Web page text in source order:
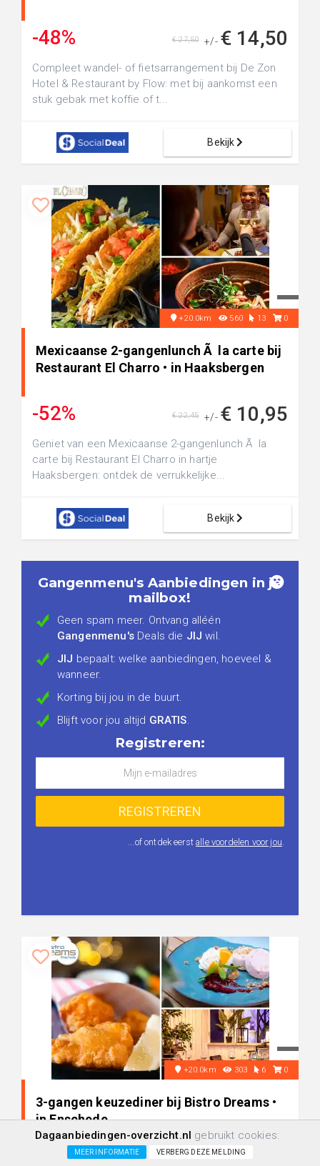
-48% +/- € 14,50
€ 27,50
Compleet wandel- of fietsarrangement bij De Zon
Hotel & Restaurant by Flow: met bij aankomst een
stuk gebak met koffie of t...
Bekijk
+20.0km 560 13 0
Mexicaanse 2-gangenlunch Ã la carte bij
Restaurant El Charro • in Haaksbergen
-52% +/- € 10,95
€ 22,45
Geniet van een Mexicaanse 2-gangenlunch Ã la
carte bij Restaurant El Charro in hartje
Haaksbergen: ontdek de verrukkelijke...
Bekijk
Gangenmenu's Aanbiedingen in je
mailbox!
Geen spam meer. Ontvang alléén
Gangenmenu'sDeals die JIJ wil.
JIJ bepaalt: welke aanbiedingen, hoeveel &
wanneer.
Korting bij jou in de buurt.
Blijft voor jou altijd GRATIS.
Registreren:
...of ontdek eerstalle voordelen voor jou.
+20.0km 303 6 0
3-gangen keuzediner bij Bistro Dreams •
in Enschede
Dagaanbiedingen-overzicht.nl gebruikt cookies:
MEER INFORMATIE VERBERG DEZE MELDING